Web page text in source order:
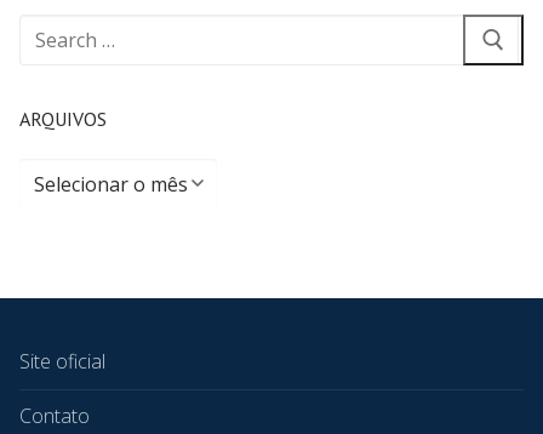
ARQUIVOS
Site oficial
Contato